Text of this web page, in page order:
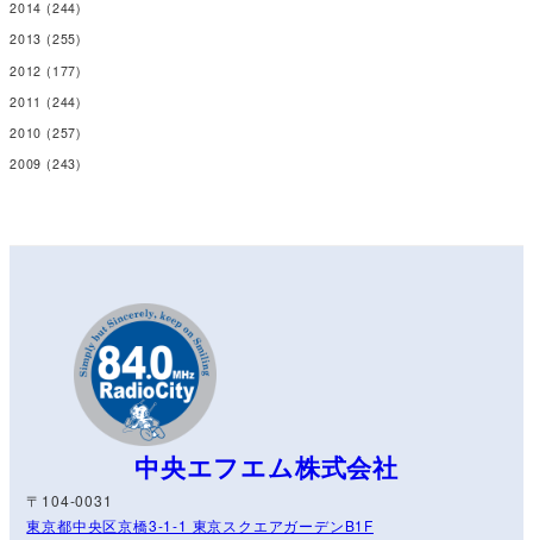
2014 (244)
2013 (255)
2012 (177)
2011 (244)
2010 (257)
2009 (243)
中央エフエム株式会社
〒104-0031
東京都中央区京橋3-1-1 東京スクエアガーデンB1F